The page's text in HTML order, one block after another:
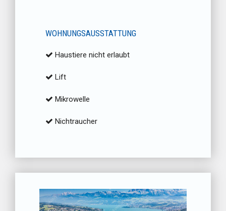
WOHNUNGSAUSSTATTUNG
Haustiere nicht erlaubt
Lift
Mikrowelle
Nichtraucher